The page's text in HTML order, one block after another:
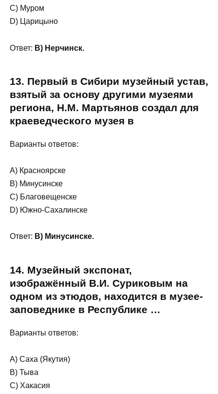
C) Муром
D) Царицыно
Ответ: B) Нерчинск.
13. Первый в Сибири музейный устав,
взятый за основу другими музеями
региона, Н.М. Мартьянов создал для
краеведческого музея в
Варианты ответов:
A) Красноярске
B) Минусинске
C) Благовещенске
D) Южно-Сахалинске
Ответ: B) Минусинске.
14. Музейный экспонат,
изображённый В.И. Суриковым на
одном из этюдов, находится в музее-
заповеднике в Республике …
Варианты ответов:
A) Саха (Якутия)
B) Тыва
C) Хакасия